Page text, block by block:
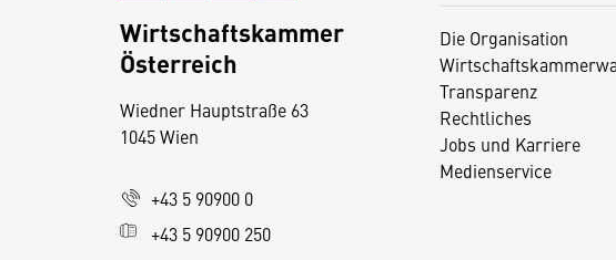
Die Organisation
Transparenz
Rechtliches
Jobs und Karriere
Medienservice
Wirtschaftskammer
Österreich
Wiedner Hauptstraße 63
1045 Wien
+43 5 90900 0
+43 5 90900 250